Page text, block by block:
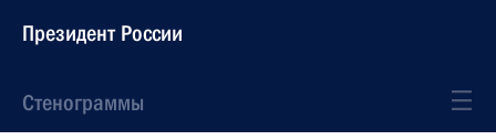
Президент России
Стенограммы